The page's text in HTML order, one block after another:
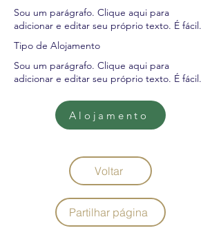
Sou um parágrafo. Clique aqui para
adicionar e editar seu próprio texto. É fácil.
Tipo de Alojamento
Sou um parágrafo. Clique aqui para
adicionar e editar seu próprio texto. É fácil.
Alojamento
Voltar
Partilhar página